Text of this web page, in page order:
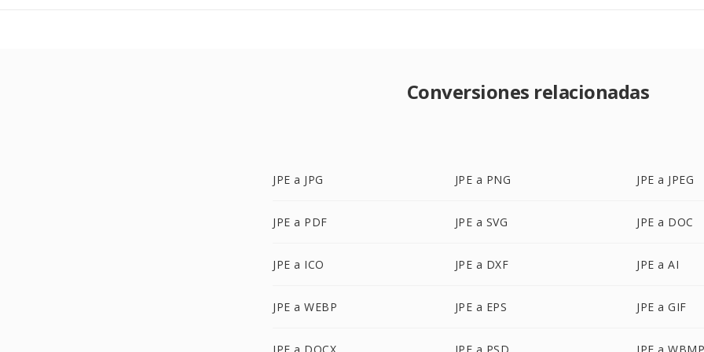
Conversiones relacionadas
JPE a JPG JPE a PNG JPE a JPEG
JPE a PDF JPE a SVG JPE a DOC
JPE a ICO JPE a DXF JPE a AI
JPE a WEBP JPE a EPS JPE a GIF